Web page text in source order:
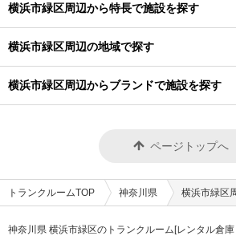
横浜市緑区周辺から特長で施設を探す
横浜市緑区周辺の地域で探す
横浜市緑区周辺からブランドで施設を探す
ページトップへ
トランクルームTOP 神奈川県 横浜市緑区
神奈川県 横浜市緑区のトランクルーム[レンタル倉